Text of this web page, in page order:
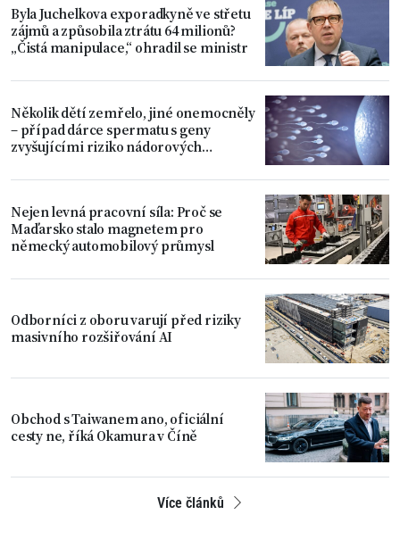
Byla Juchelkova exporadkyně ve střetu
zájmů a způsobila ztrátu 64 milionů?
„Čistá manipulace,“ ohradil se ministr
Několik dětí zemřelo, jiné onemocněly
– případ dárce spermatu s geny
zvyšujícími riziko nádorových
Nejen levná pracovní síla: Proč se
Maďarsko stalo magnetem pro
německý automobilový průmysl
Odborníci z oboru varují před riziky
masivního rozšiřování AI
Obchod s Taiwanem ano, oficiální
cesty ne, říká Okamura v Číně
Více článků